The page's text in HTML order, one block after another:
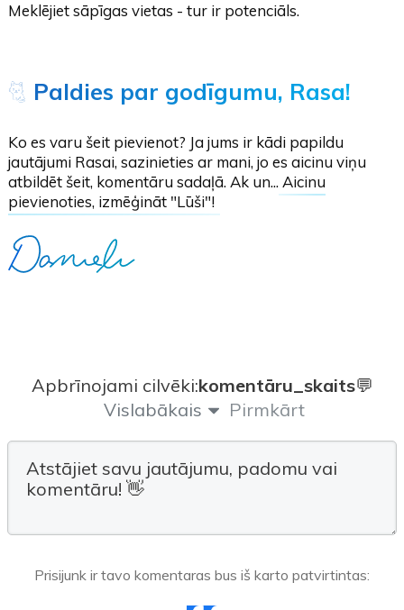
Meklējiet sāpīgas vietas - tur ir potenciāls.
🐈 Paldies par godīgumu, Rasa!
Ko es varu šeit pievienot? Ja jums ir kādi papildu
jautājumi Rasai, sazinieties ar mani, jo es aicinu viņu
atbildēt šeit, komentāru sadaļā. Ak un...Aicinu
pievienoties, izmēģināt "Lūši"!
Apbrīnojami cilvēki:komentāru_skaits💬
Vislabākais
Pirmkārt
Prisijunk ir tavo komentaras bus iš karto patvirtintas: